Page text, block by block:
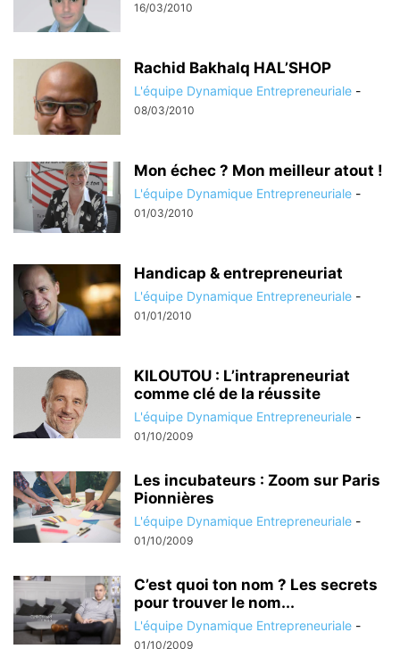
16/03/2010
Rachid Bakhalq HAL’SHOP
L'équipe Dynamique Entrepreneuriale -
08/03/2010
Mon échec ? Mon meilleur atout !
L'équipe Dynamique Entrepreneuriale -
01/03/2010
Handicap & entrepreneuriat
L'équipe Dynamique Entrepreneuriale -
01/01/2010
KILOUTOU : L’intrapreneuriat
comme clé de la réussite
L'équipe Dynamique Entrepreneuriale -
01/10/2009
Les incubateurs : Zoom sur Paris
Pionnières
L'équipe Dynamique Entrepreneuriale -
01/10/2009
C’est quoi ton nom ? Les secrets
pour trouver le nom...
L'équipe Dynamique Entrepreneuriale -
01/10/2009